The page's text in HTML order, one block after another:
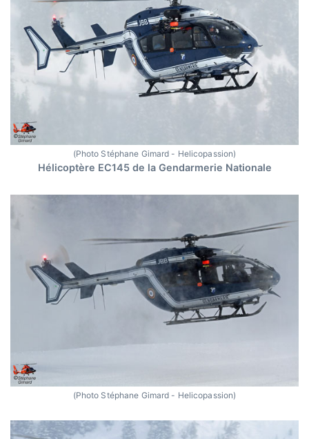
(Photo Stéphane Gimard - Helicopassion)
Hélicoptère EC145 de la Gendarmerie Nationale
(Photo Stéphane Gimard - Helicopassion)